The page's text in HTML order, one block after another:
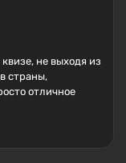
не выходя из
страны,
отличное